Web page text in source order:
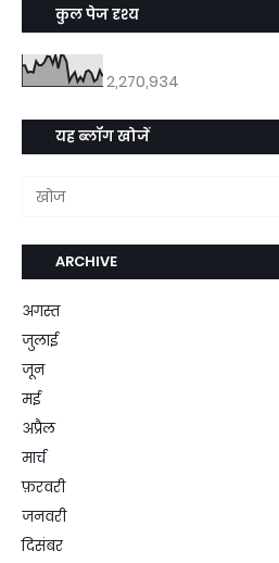
कुल पेज दृश्य
2,270,934
यह ब्लॉग खोजें
ARCHIVE
अगस्त
जुलाई
जून
मई
अप्रैल
मार्च
फ़रवरी
जनवरी
दिसंबर